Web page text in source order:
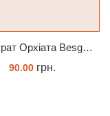
Субстрат Орхіата Besgrow Orchiata фракція 18-25мм
90.00грн.